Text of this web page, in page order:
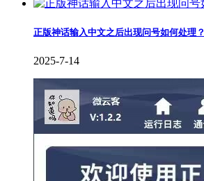
正版神话输入中文之后出现问号如何处理？
2025-7-14